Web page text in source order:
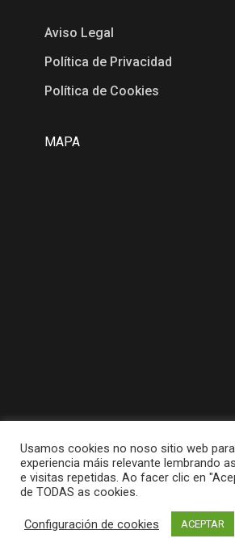
Aviso Legal
Política de Privacidad
Política de Cookies
MAPA
Pobra do Caramiñal
Usamos cookies no noso sitio web
experiencia máis relevante lembrando
e visitas repetidas. Ao facer clic en
de TODAS as cookies.
Configuración de cookies ACEPTAR